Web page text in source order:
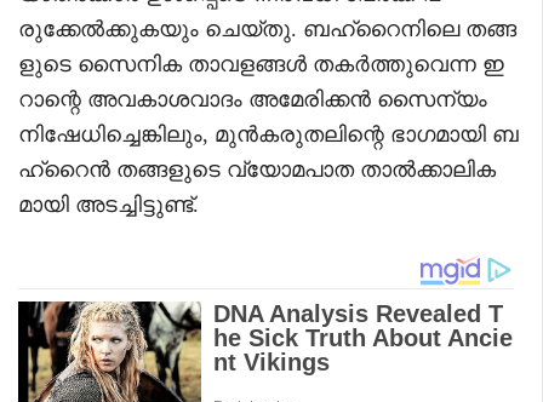
രുക്കേൽക്കുകയും ചെയ്തു. ബഹ്റൈനിലെ തങ്ങ
ളുടെ സൈനിക താവളങ്ങൾ തകർത്തുവെന്ന ഇ
റാന്റെ അവകാശവാദം അമേരിക്കൻ സൈന്യം
നിഷേധിച്ചെങ്കിലും, മുൻകരുതലിന്റെ ഭാഗമായി ബ
ഹ്റൈൻ തങ്ങളുടെ വ്യോമപാത താൽക്കാലിക
മായി അടച്ചിട്ടുണ്ട്.